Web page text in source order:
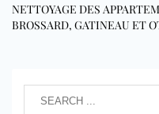
NETTOYAGE DES
BROSSARD, GATINEAU ET